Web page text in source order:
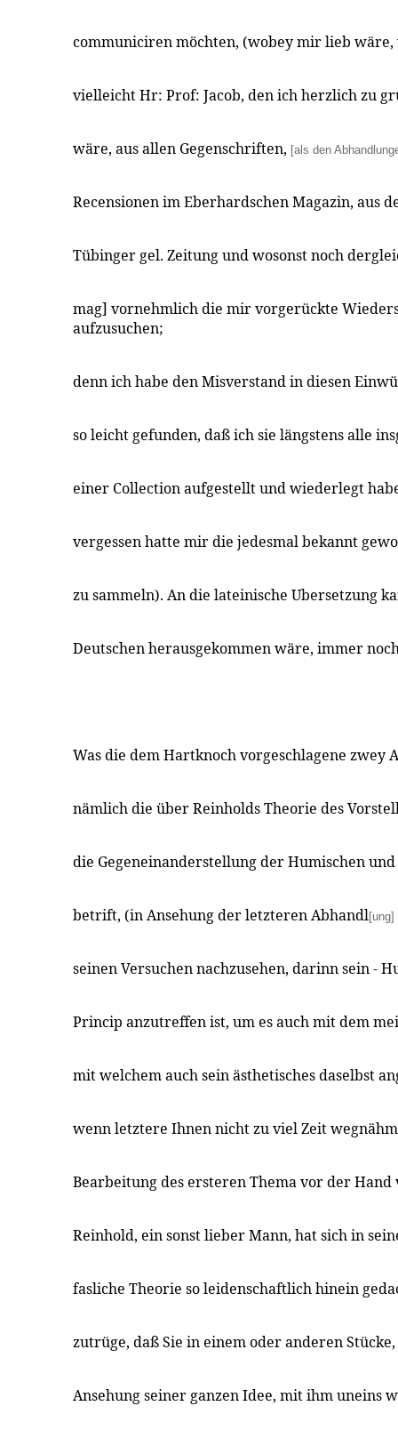
communiciren möchten, (wobey mir lieb
vielleicht Hr: Prof: Jacob, den ich herzlich zu
wäre, aus allen Gegenschriften, [als den
Recensionen im Eberhardschen Magazin, aus
Tübinger gel. Zeitung und wosonst noch
mag] vornehmlich die mir vorgerückte
aufzusuchen;
denn ich habe den Misverstand in diesen
so leicht gefunden, daß ich sie längstens alle
einer Collection aufgestellt und wiederlegt
vergessen hatte mir die jedesmal bekannt
zu sammeln). An die lateinische Ubersetzung
Deutschen herausgekommen wäre, immer
Was die dem Hartknoch vorgeschlagene zwey
nämlich die über Reinholds Theorie des
die Gegeneinanderstellung der Humischen
betrift, (in Ansehung der letzteren Abhandl[ung]
seinen Versuchen nachzusehen, darinn sein -
Princip anzutreffen ist, um es auch mit dem
mit welchem auch sein ästhetisches daselbst
wenn letztere Ihnen nicht zu viel Zeit
Bearbeitung des ersteren Thema vor der Hand
Reinhold, ein sonst lieber Mann, hat sich in
fasliche Theorie so leidenschaftlich hinein
zutrüge, daß Sie in einem oder anderen
Ansehung seiner ganzen Idee, mit ihm uneins